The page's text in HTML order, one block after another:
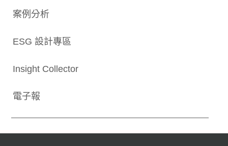
案例分析
ESG 設計專區
Insight Collector
電子報